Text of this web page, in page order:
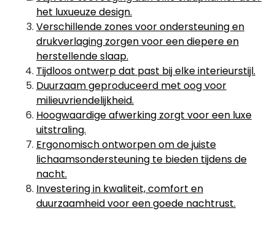
het luxueuze design.
Verschillende zones voor ondersteuning en
drukverlaging zorgen voor een diepere en
herstellende slaap.
Tijdloos ontwerp dat past bij elke interieurstijl.
Duurzaam geproduceerd met oog voor
milieuvriendelijkheid.
Hoogwaardige afwerking zorgt voor een luxe
uitstraling.
Ergonomisch ontworpen om de juiste
lichaamsondersteuning te bieden tijdens de
nacht.
Investering in kwaliteit, comfort en
duurzaamheid voor een goede nachtrust.